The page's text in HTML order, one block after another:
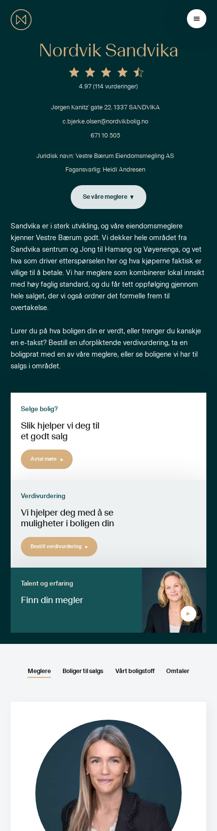
Nordvik Sandvika
4.97 (114 vurderinger)
Sandvika er i sterk utvikling, og våre eiendomsmeglere
kjenner Vestre Bærum godt. Vi dekker hele området fra
Sandvika sentrum og Jong til Hamang og Vøyenenga, og vet
hva som driver etterspørselen her og hva kjøperne faktisk er
villige til å betale. Vi har meglere som kombinerer lokal innsikt
med høy faglig standard, og du får tett oppfølging gjennom
hele salget, der vi også ordner det formelle frem til
overtakelse.
Lurer du på hva boligen din er verdt, eller trenger du kanskje
en e-takst? Bestill en uforpliktende verdivurdering, ta en
boligprat med en av våre meglere, eller se boligene vi har til
salgs i området.
Jørgen Kanitz' gate 22, 1337 SANDVIKA
c.bjerke.olsen@nordvikbolig.no
671 10 505
Juridisk navn: Vestre Bærum Eiendomsmegling AS
Fagansvarlig: Heidi Andresen
Se våre meglere
Selge bolig?
Slik hjelper vi deg til
et godt salg
Avtal møte
Verdivurdering
Vi hjelper deg med å se
muligheter i boligen din
Bestill verdivurdering
Talent og erfaring
Finn din megler
Meglere Boliger til salgs Vårt boligstoff Omtaler